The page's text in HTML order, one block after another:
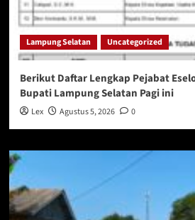
Lampung Selatan Uncategorized
Berikut Daftar Lengkap Pejabat
Bupati Lampung Selatan Pagi ini
Lex Agustus 5, 2026 0